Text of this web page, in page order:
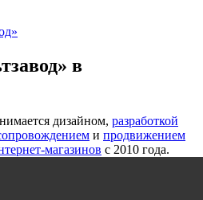
в
дизайном, разработкой
и продвижением
магазинов с 2010 года.